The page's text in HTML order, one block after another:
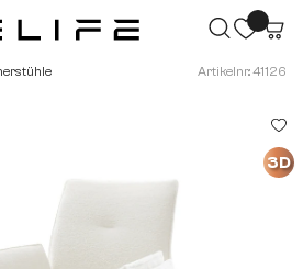
Artikelnr.: 41126
3D